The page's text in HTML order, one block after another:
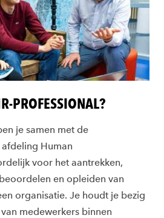
PROFESSIONAL?
je samen met de
Human
voor het aantrekken,
en opleiden van
organisatie. Je houdt je bezig
medewerkers binnen